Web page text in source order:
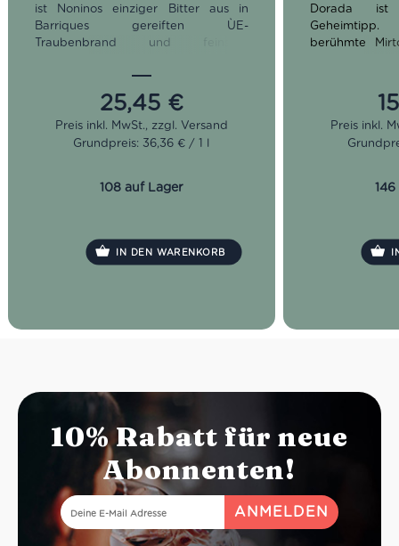
ist Noninos einziger Bitter aus in
Barriques gereiften ÙE-
Traubenbrand und feinsten
offenbaren sich verspielte Aromen
wie Orangenzeste, Menthol, Thymian,
Nuancen von Mango und
Bittermandel. Im Trunk ist der Amaro
typisch bittersüß, elegant und
cl Amaro Nonino Quintessentia in ein
1,5 cl Prosecco sowie eine
garnierende Orangenscheibe dazu.
25,45 €
Grundpreis: 36,36 € / 1 l
108 auf Lager
IN DEN WARENKORB
Dorada ist
berühmte
zeigt sich
leuchtenden
Farbe:
Geruch:
breiter
10% Rabatt für neue
Abonnenten!